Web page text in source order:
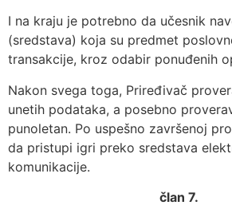
I na kraju je potrebno da učesnik
(sredstava) koja su predmet
transakcije, kroz odabir ponuđenih
Nakon svega toga, Priređivač
unetih podataka, a posebno
punoletan. Po uspešno završenoj
da pristupi igri preko sredstava
komunikacije.
član 7.